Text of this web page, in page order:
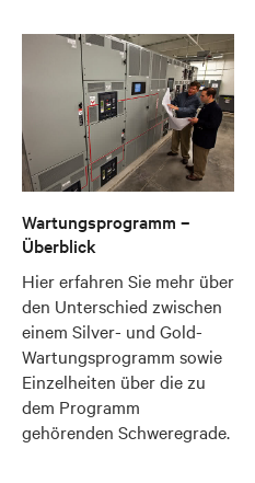
Wartungsprogramm –
Überblick
Hier erfahren Sie mehr über
den Unterschied zwischen
einem Silver- und Gold-
Wartungsprogramm sowie
Einzelheiten über die zu
dem Programm
gehörenden Schweregrade.